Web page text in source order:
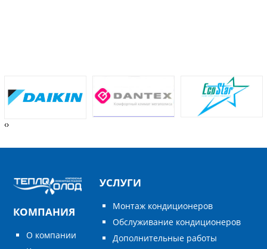
‹›
КОМПАНИЯ
О компании
УСЛУГИ
Монтаж кондиционеров
Обслуживание кондиционеров
Дополнительные работы